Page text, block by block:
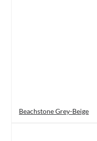
Beachstone Grey-Beige